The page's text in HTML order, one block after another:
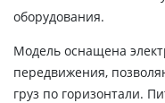
оборудования.
Модель оснащена
передвижения,
груз по горизонтали.